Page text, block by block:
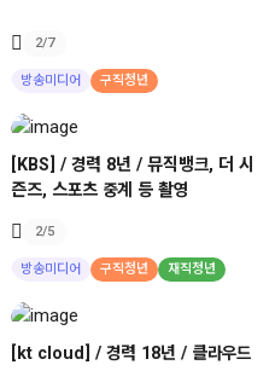
2/7
방송미디어 구직청년
[KBS] / 경력 8년 / 뮤직뱅크, 더 시
즌즈, 스포츠 중계 등 촬영
2/5
방송미디어 구직청년 재직청년
[kt cloud] / 경력 18년 / 클라우드